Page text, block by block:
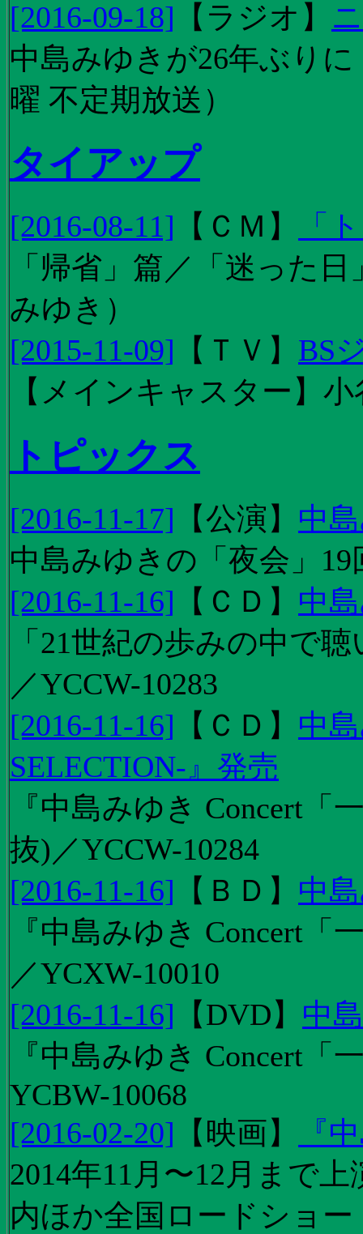
[2016-09-18] 【 ラジオ 】
中島みゆきが26年ぶり
曜 不定期放送）
タイアップ
[2016-08-11] 【 ＣＭ 】
「
「帰省」篇／「迷った
みゆき）
[2015-11-09] 【 ＴＶ 】 BS
【メインキャスター】
トピックス
[2016-11-17] 【公演 】 中
中島みゆきの「夜会」
[2016-11-16] 【 ＣＤ 】 中
「21世紀の歩みの中で
／YCCW-10283
[2016-11-16] 【 ＣＤ 】 中
SELECTION-』発売
『中島みゆき Concert
抜)／YCCW-10284
[2016-11-16] 【 ＢＤ 】 中
『中島みゆき Concert
／YCXW-10010
[2016-11-16] 【DVD】 中
『中島みゆき Concert
YCBW-10068
[2016-02-20] 【 映画】
『
2014年11月〜12月まで
内ほか全国ロードショー